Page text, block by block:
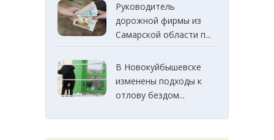
Руководитель
дорожной фирмы из
Самарской области п...
В Новокуйбышевске
изменены подходы к
отлову бездом...